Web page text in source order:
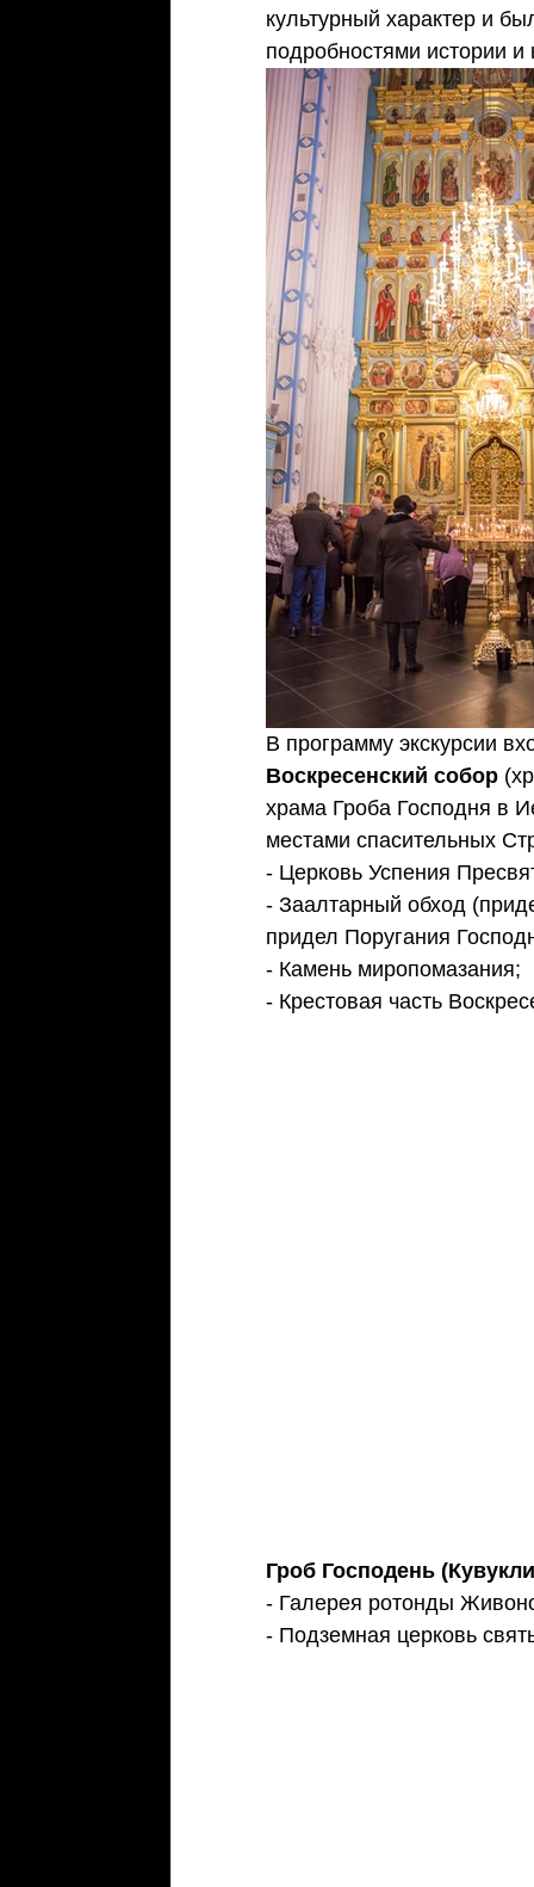
культурный характер и
подробностями истории и
В программу экскурсии
Воскресенский собор
храма Гроба Господня в
местами спасительных
- Церковь Успения
- Заалтарный обход
придел Поругания
- Камень миропомазания;
- Крестовая часть
Гроб Господень
- Галерея ротонды
- Подземная церковь